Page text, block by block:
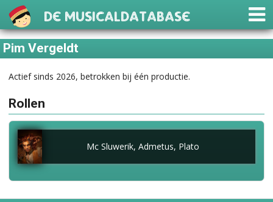
De Musicaldatabase
Pim Vergeldt
Actief sinds 2026, betrokken bij één productie.
Rollen
Mc Sluwerik, Admetus, Plato